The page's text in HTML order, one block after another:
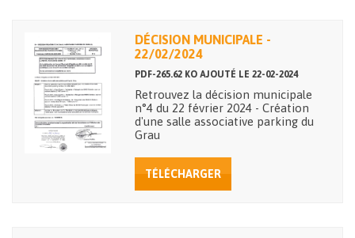
DÉCISION MUNICIPALE -
22/02/2024
PDF-265.62 KO AJOUTÉ LE 22-02-2024
Retrouvez la décision municipale
n°4 du 22 février 2024 - Création
d'une salle associative parking du
Grau
TÉLÉCHARGER